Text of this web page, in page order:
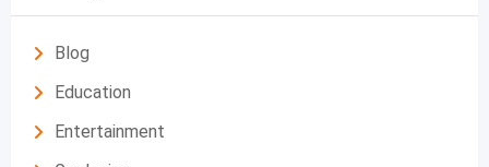
Blog
Education
Entertainment